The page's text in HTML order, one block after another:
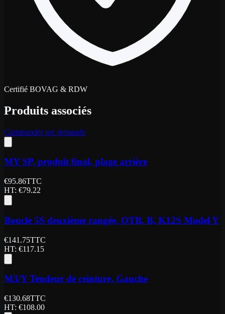
Certifié BOVAG & RDW
Produits associés
Commander sur demande
MY SP, produit final, plage arrière
€95.86TTC
HT: €79.22
Boucle 5S deuxième rangée, OTB, B, K12S Model Y
€141.75TTC
HT: €117.15
M3/Y Tendeur de ceinture, Gauche
€130.68TTC
HT: €108.00